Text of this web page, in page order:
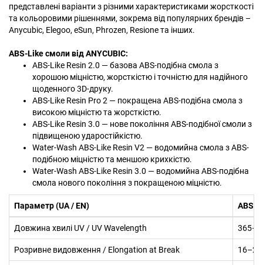
представлені варіанти з різними характеристиками жорсткості
та кольоровими рішеннями, зокрема від популярних брендів –
Anycubic, Elegoo, eSun, Phrozen, Resione та інших.
ABS-Like смоли від ANYCUBIC:
ABS-Like Resin 2.0 — базова ABS-подібна смола з
хорошою міцністю, жорсткістю і точністю для надійного
щоденного 3D-друку.
ABS-Like Resin Pro 2 — покращена ABS-подібна смола з
високою міцністю та жорсткістю.
ABS-Like Resin 3.0 — нове покоління ABS-подібної смоли з
підвищеною ударостійкістю.
Water-Wash ABS-Like Resin V2 — водомийна смола з ABS-
подібною міцністю та меншою крихкістю.
Water-Wash ABS-Like Resin 3.0 — водомийна ABS-подібна
смола нового покоління з покращеною міцністю.
Параметр (UA / EN) ABS-
Довжина хвилі UV / UV Wavelength
Розривне видовження / Elongation at Break 16–20